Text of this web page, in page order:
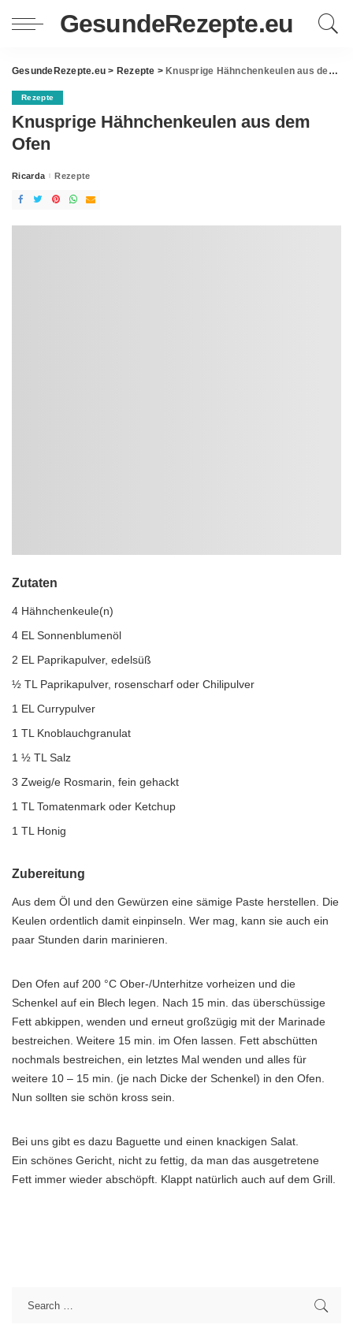
GesundeRezepte.eu
GesundeRezepte.eu > Rezepte > Knusprige Hähnchenkeulen aus dem Ofen
Rezepte
Knusprige Hähnchenkeulen aus dem
Ofen
Posted
Ricarda Rezepte
Zutaten
4 Hähnchenkeule(n)
4 EL Sonnenblumenöl
2 EL Paprikapulver, edelsüß
½ TL Paprikapulver, rosenscharf oder Chilipulver
1 EL Currypulver
1 TL Knoblauchgranulat
1 ½ TL Salz
3 Zweig/e Rosmarin, fein gehackt
1 TL Tomatenmark oder Ketchup
1 TL Honig
Zubereitung
Aus dem Öl und den Gewürzen eine sämige Paste herstellen. Die
Keulen ordentlich damit einpinseln. Wer mag, kann sie auch ein
paar Stunden darin marinieren.
Den Ofen auf 200 °C Ober-/Unterhitze vorheizen und die
Schenkel auf ein Blech legen. Nach 15 min. das überschüssige
Fett abkippen, wenden und erneut großzügig mit der Marinade
bestreichen. Weitere 15 min. im Ofen lassen. Fett abschütten
nochmals bestreichen, ein letztes Mal wenden und alles für
weitere 10 – 15 min. (je nach Dicke der Schenkel) in den Ofen.
Nun sollten sie schön kross sein.
Bei uns gibt es dazu Baguette und einen knackigen Salat.
Ein schönes Gericht, nicht zu fettig, da man das ausgetretene
Fett immer wieder abschöpft. Klappt natürlich auch auf dem Grill.